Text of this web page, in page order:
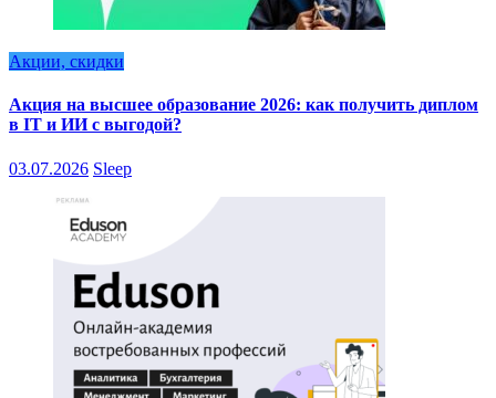
Акции, скидки
Акция на высшее образование 2026: как получить диплом
в IT и ИИ с выгодой?
03.07.2026 Sleep